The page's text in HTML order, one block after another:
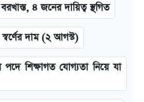
৪ জনের দায়িত্ব স্থগিত
দাম (২ আগস্ট)
পদে শিক্ষাগত যোগ্যতা নিয়ে যা